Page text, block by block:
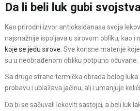
Da li beli luk gubi
Kao prirodni izvor antioksidanasa svoja
najsnažnije ispoljava u sirovom obliku, kao i
koje se jedu sirove . Sve korisne materije
su u neobrađenom obliku potpuno očuvane.
Sa druge strane termička obrada belog luka
probavu i ublažava jačinu, ali i umanjuje
Da bi se sačuvali lekoviti sastojci, a beli luk